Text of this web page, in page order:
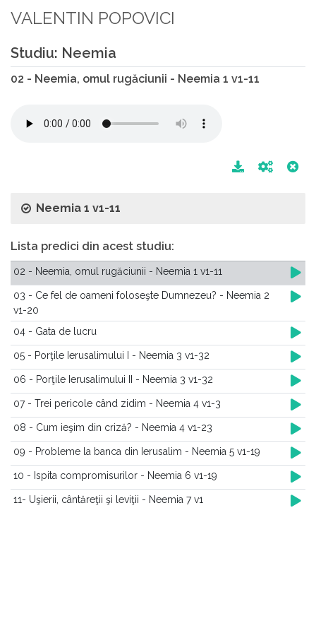
VALENTIN POPOVICI
Studiu: Neemia
02 - Neemia, omul rugăciunii - Neemia 1 v1-11
Neemia 1 v1-11
Lista predici din acest studiu:
02 - Neemia, omul rugăciunii - Neemia 1 v1-11
03 - Ce fel de oameni foloseşte Dumnezeu? - Neemia 2
v1-20
04 - Gata de lucru
05 - Porţile Ierusalimului I - Neemia 3 v1-32
06 - Porţile Ierusalimului II - Neemia 3 v1-32
07 - Trei pericole când zidim - Neemia 4 v1-3
08 - Cum ieşim din criză? - Neemia 4 v1-23
09 - Probleme la banca din Ierusalim - Neemia 5 v1-19
10 - Ispita compromisurilor - Neemia 6 v1-19
11- Uşierii, cântăreţii şi leviţii - Neemia 7 v1